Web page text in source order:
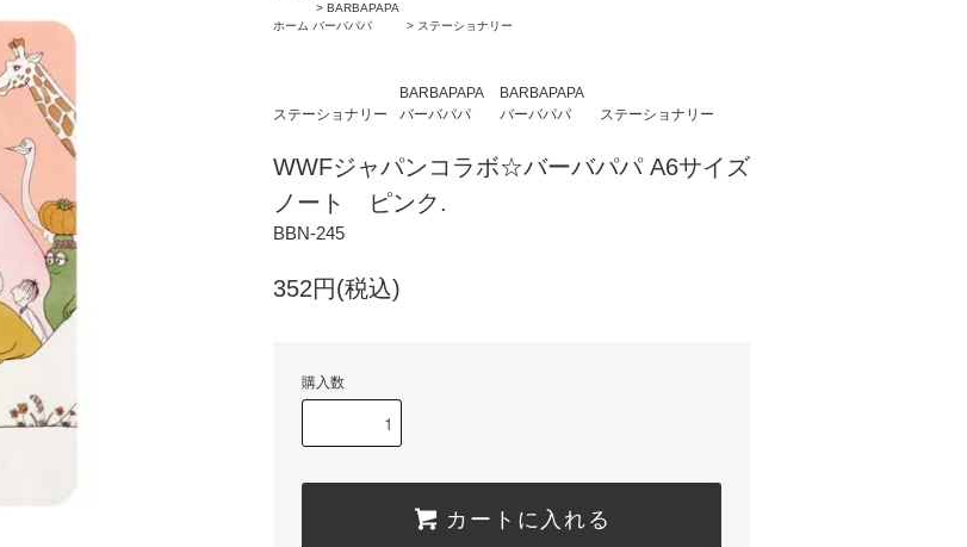
ホーム
> BARBAPAPA
バーバパパ
> ステーショナリー
ステーショナリー
BARBAPAPA
バーバパパ
BARBAPAPA
バーバパパ
ステーショナリー
WWFジャパンコラボ☆バーバパパ A6サイズ
ノート ピンク.
BBN-245
352円(税込)
購入数
カートに入れる